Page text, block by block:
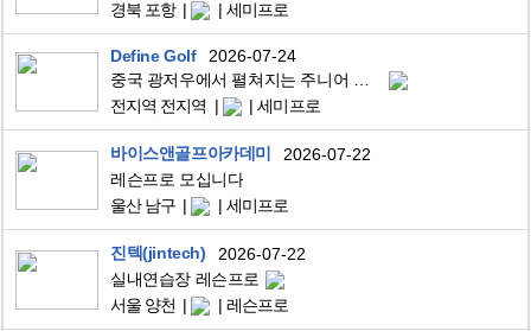
경북 포항 세미프로
Define Golf
2026-07-24
전지역 전지역
세미프로
바이스앤골프아카데미
2026-07-22
레슨프로 모십니다
울산 남구
세미프로
진텍(jintech)
2026-07-22
실내연습장 레슨프로
서울 양천
레슨프로